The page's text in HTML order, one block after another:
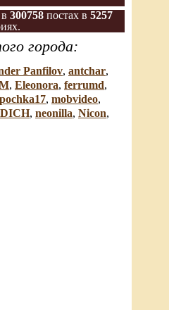
300758 постах в 5257
города:
Panfilov, antchar,
, Eleonora, ferrumd,
, mobvideo,
, neonilla, Nicon,